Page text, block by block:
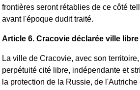
frontières seront rétablies de ce côté
avant l'époque dudit traité.
Article 6. Cracovie déclarée ville libre
La ville de Cracovie, avec son
perpétuité cité libre, indépendante et
la protection de la Russie, de l'Autriche